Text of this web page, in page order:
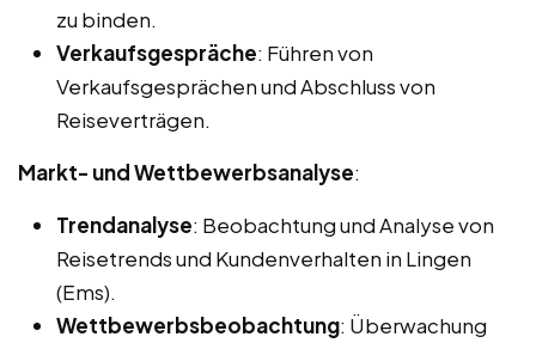
zu binden.
Verkaufsgespräche: Führen von
Verkaufsgesprächen und Abschluss von
Reiseverträgen.
Markt- und Wettbewerbsanalyse:
Trendanalyse: Beobachtung und Analyse von
Reisetrends und Kundenverhalten in Lingen
(Ems).
Wettbewerbsbeobachtung: Überwachung